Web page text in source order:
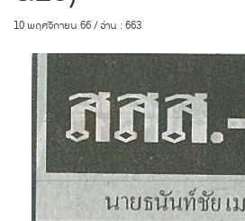
10 พฤศจิกายน 66 / อ่าน : 663